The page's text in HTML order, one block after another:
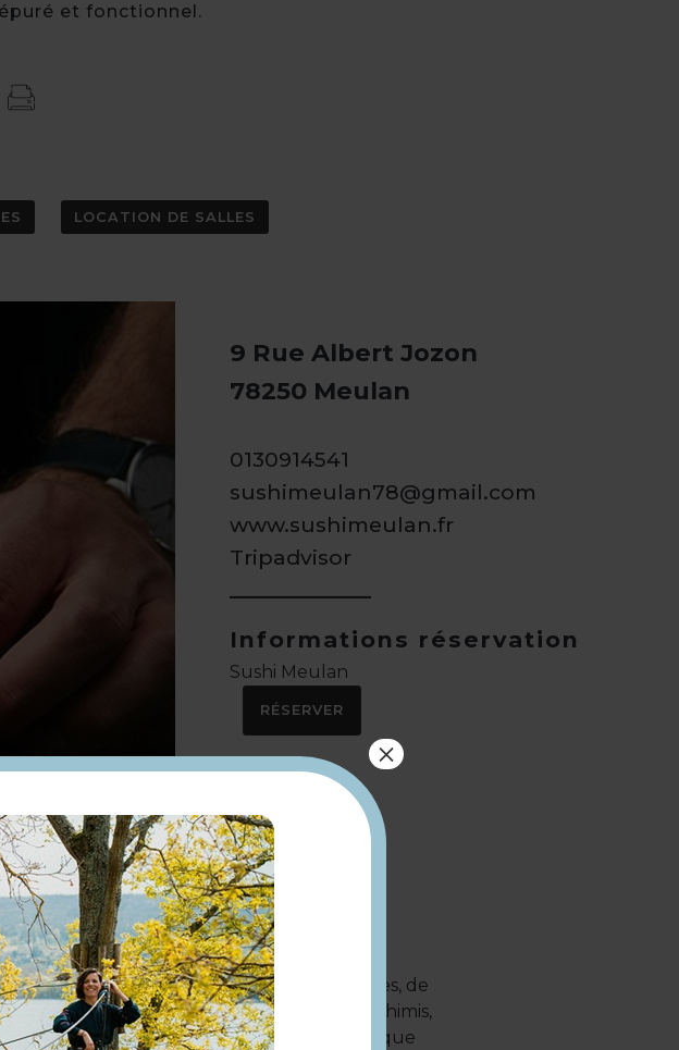
et fonctionnel.
LOCATION DE SALLES
9 Rue Albert Jozon
78250 Meulan
0130914541
sushimeulan78@gmail.com
www.sushimeulan.fr
Tripadvisor
Informations réservation
Sushi Meulan
RÉSERVER
offre un large choix de spécialités japonaises, de
des classiques comme les sushis, sashimis,
yakitori et des plats cuisinés tels que
×